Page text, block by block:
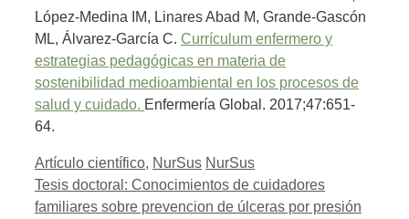
López-Medina IM, Linares Abad M, Grande-Gascón
ML, Álvarez-García C. Currículum enfermero y
estrategias pedagógicas en materia de
sostenibilidad medioambiental en los procesos de
salud y cuidado. Enfermería Global. 2017;47:651-
64.
Categorías
Artículo científico, NurSus Etiquetas
NurSus
Tesis doctoral: Conocimientos de cuidadores
familiares sobre prevencion de úlceras por presión